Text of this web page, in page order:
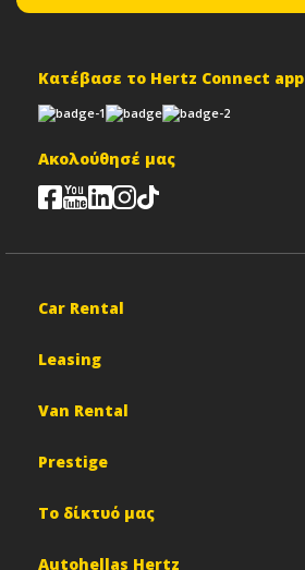
Κατέβασε το Hertz Connect app
Ακολούθησέ μας
Car Rental
Leasing
Van Rental
Prestige
Το δίκτυό μας
Autohellas Hertz